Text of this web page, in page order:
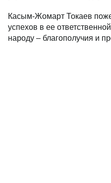
Касым-Жомарт Токаев
успехов в ее
народу – благополучия и